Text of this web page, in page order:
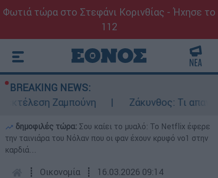
Φωτιά τώρα στο Στεφάνι Κορινθίας - Ήχησε το
112
BREAKING NEWS:
Ζαμπούνη
Ζάκυνθος: Τι
δημοφιλές τώρα: Σου καίει το μυαλό: Το Netflix έφερε
την ταινιάρα του Νόλαν που οι φαν έχουν κρυφό νο1 στην
καρδιά...
┋ Οικονομία ┋ 16.03.2026 09:14